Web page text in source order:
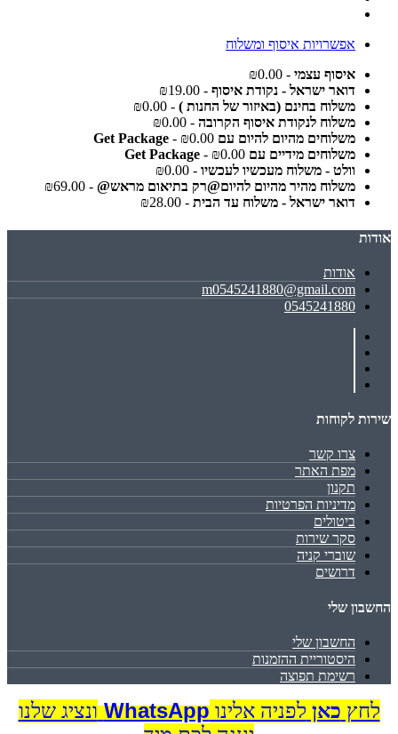
אפשרויות איסוף ומשלוח
איסוף עצמי - ₪0.00
דואר ישראל - נקודת איסוף - ₪19.00
משלוח בחינם (באיזור של החנות ) - ₪0.00
משלוח לנקודת איסוף הקרובה - ₪0.00
משלוחים מהיום להיום עם Get Package - ₪0.00
משלוחים מידיים עם Get Package - ₪0.00
וולט - משלוח מעכשיו לעכשיו - ₪0.00
משלוח מהיר מהיום להיום@רק בתיאום מראש@ - ₪69.00
דואר ישראל - משלוח עד הבית - ₪28.00
אודות
אודות
m0545241880@gmail.com
0545241880
שירות לקוחות
צרו קשר
מפת האתר
תקנון
מדיניות הפרטיות
ביטולים
סקר שירות
שוברי קניה
דרושים
החשבון שלי
החשבון שלי
היסטוריית ההזמנות
רשימת תפוצה
לחץ כאן לפניה אלינוWhatsApp ונציג שלנו